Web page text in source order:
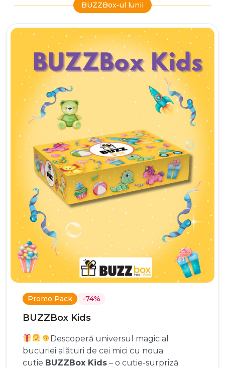
BUZZBox-ul lunii
Promo Pack -74%
BUZZBox Kids
Descoperă universul magic al
bucuriei alături de cei mici cu noua
cutie BUZZBox Kids – o cutie-surpriză